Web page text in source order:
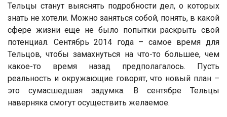
Тельцы станут выяснять подробности дел, о которых
знать не хотели. Можно заняться собой, понять, в какой
сфере жизни еще не было попытки раскрыть свой
потенциал. Сентябрь 2014 года – самое время для
Тельцов, чтобы замахнуться на что-то большее, чем
какое-то время назад предполагалось. Пусть
реальность и окружающие говорят, что новый план –
это сумасшедшая задумка. В сентябре Тельцы
наверняка смогут осуществить желаемое.